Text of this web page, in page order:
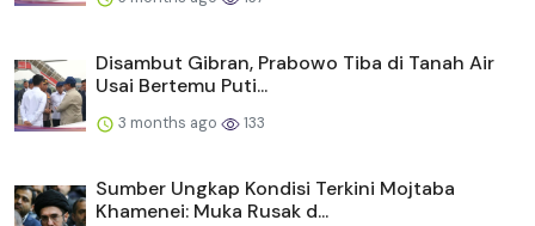
Disambut Gibran, Prabowo Tiba di Tanah Air
Usai Bertemu Puti...
3 months ago 133
Sumber Ungkap Kondisi Terkini Mojtaba
Khamenei: Muka Rusak d...